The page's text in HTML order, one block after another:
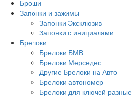
Броши
Запонки и зажимы
Запонки Эксклюзив
Запонки с инициалами
Брелоки
Брелоки БМВ
Брелоки Мерседес
Другие Брелоки на Авто
Брелоки автономер
Брелоки для ключей разные